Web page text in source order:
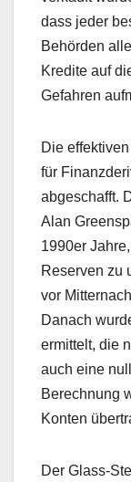
dass jeder
Behörden
Kredite auf
Gefahren
Die
für
abgeschafft.
Alan
1990er
Reserven zu
vor
Danach
ermittelt, die
auch eine
Berechnung
Konten
Der Glass-